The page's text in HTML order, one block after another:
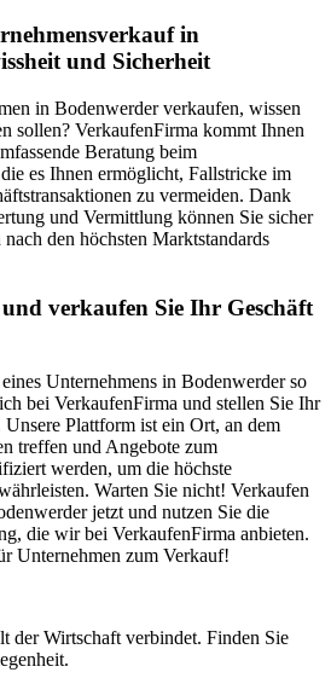
in
und Sicherheit
in Bodenwerder verkaufen, wissen
sollen? VerkaufenFirma kommt Ihnen
Beratung beim
es Ihnen ermöglicht, Fallstricke im
zu vermeiden. Dank
und Vermittlung können Sie sicher
den höchsten Marktstandards
verkaufen Sie Ihr Geschäft
Unternehmens in Bodenwerder so
bei VerkaufenFirma und stellen Sie Ihr
Plattform ist ein Ort, an dem
treffen und Angebote zum
werden, um die höchste
Warten Sie nicht! Verkaufen
jetzt und nutzen Sie die
die wir bei VerkaufenFirma anbieten.
Unternehmen zum Verkauf!
der Wirtschaft verbindet. Finden Sie